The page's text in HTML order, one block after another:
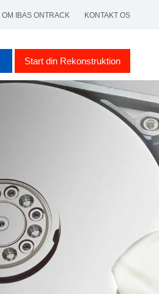
OM IBAS ONTRACK KONTAKT OS
Start din Rekonstruktion